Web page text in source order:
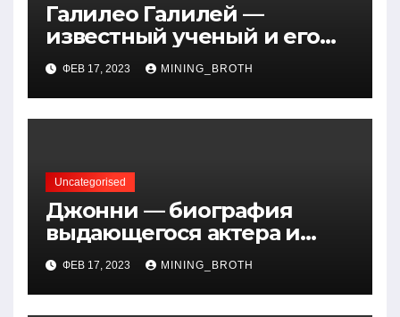
Галилео Галилей —
известный ученый и его
открытия — краткая
биография, достижения и
вклад в науку
ФЕВ 17, 2023 MINING_BROTH
Uncategorised
Джонни — биография
выдающегося актера и
талантливого певца, чья
артистичность захватывает
миллионы сердец
ФЕВ 17, 2023 MINING_BROTH